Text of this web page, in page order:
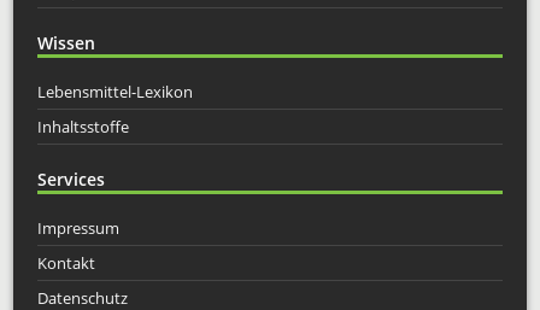
Wissen
Lebensmittel-Lexikon
Inhaltsstoffe
Services
Impressum
Kontakt
Datenschutz